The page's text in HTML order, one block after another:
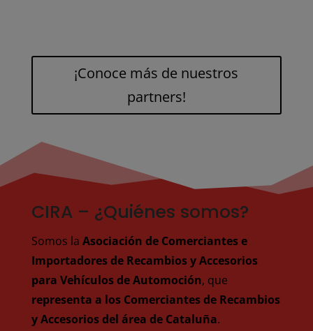
¡Conoce más de nuestros
partners!
CIRA – ¿Quiénes somos?
Somos la Asociación de Comerciantes e
Importadores de Recambios y Accesorios
para Vehículos de Automoción, que
representa a los Comerciantes de Recambios
y Accesorios del área de Cataluña.